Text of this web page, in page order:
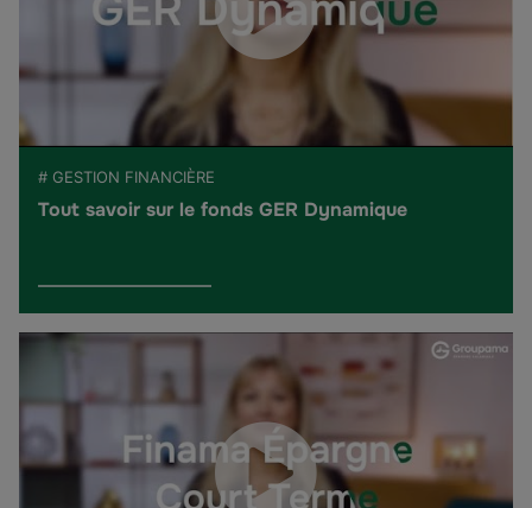
# GESTION FINANCIÈRE
Tout savoir sur le fonds GER Dynamique